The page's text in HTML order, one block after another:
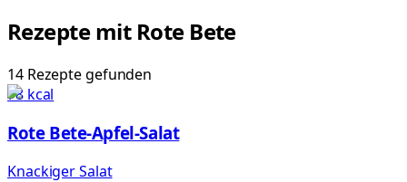
Rezepte mit Rote Bete
14 Rezeptegefunden
78kcal
Rote Bete-Apfel-Salat
Knackiger Salat